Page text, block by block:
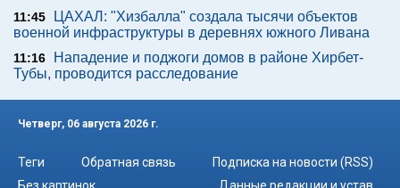
11:45
ЦАХАЛ: "Хизбалла" создала тысячи объектов
военной инфраструктуры в деревнях южного Ливана
11:16
Нападение и поджоги домов в районе Хирбет-
Тубы, проводится расследование
Четверг, 06 августа 2026 г.
Теги Обратная связь
Подписка на новости (RSS)
Без картинок
Данные редакции и устав